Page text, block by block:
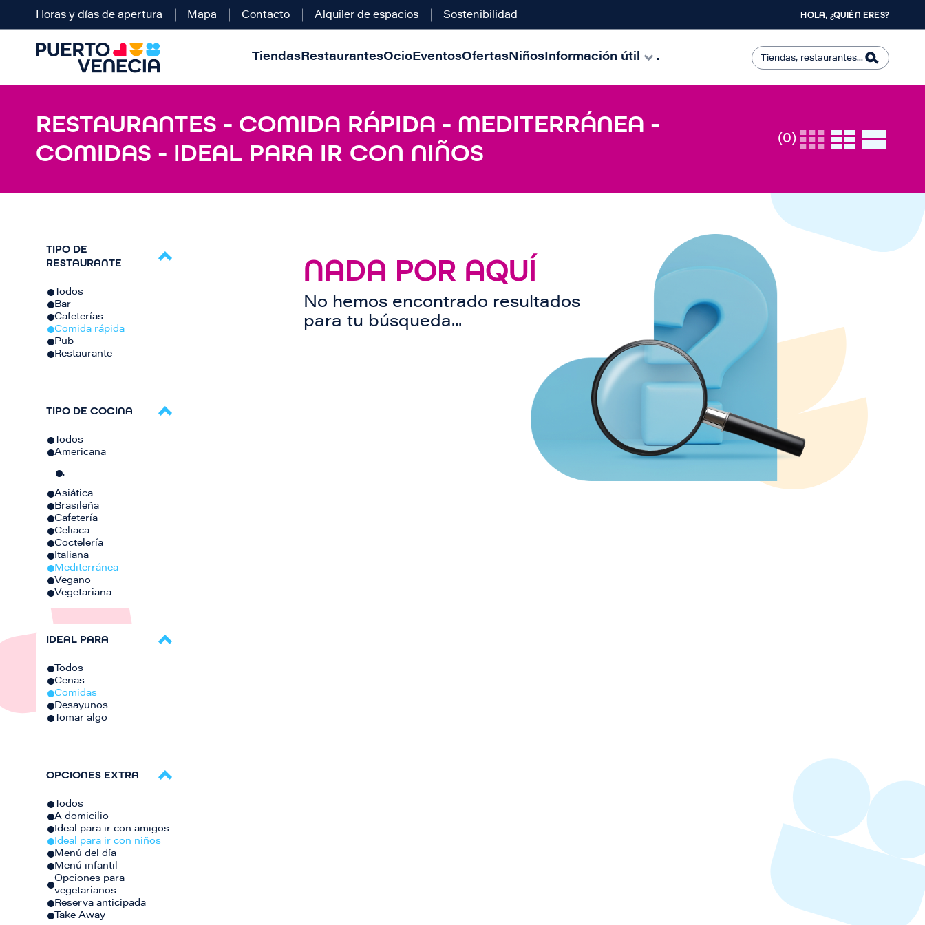
Horas y días de apertura Mapa Contacto Alquiler de espacios Sostenibilidad HOLA, ¿QUIÉN ERES?
TiendasRestaurantesOcioEventosOfertasNiñosInformación útil .
RESTAURANTES - COMIDA RÁPIDA - MEDITERRÁNEA -
COMIDAS - IDEAL PARA IR CON NIÑOS
(0)
TIPO DE
RESTAURANTE
Todos
Bar
Cafeterías
Comida rápida
Pub
Restaurante
TIPO DE COCINA
Todos
Americana
.
Asiática
Brasileña
Cafetería
Celiaca
Coctelería
Italiana
Mediterránea
Vegano
Vegetariana
IDEAL PARA
Todos
Cenas
Comidas
Desayunos
Tomar algo
OPCIONES EXTRA
Todos
A domicilio
Ideal para ir con amigos
Ideal para ir con niños
Menú del día
Menú infantil
Opciones para
vegetarianos
Reserva anticipada
Take Away
NADA POR AQUÍ
No hemos encontrado resultados
para tu búsqueda...